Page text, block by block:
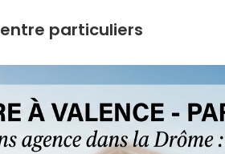
particuliers